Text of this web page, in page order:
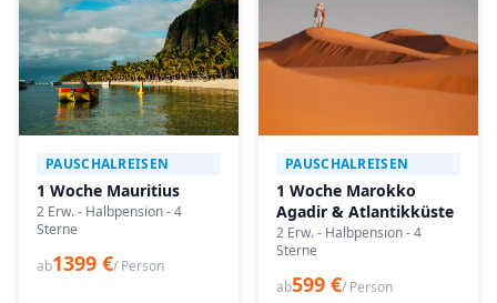
PAUSCHALREISEN
1 Woche Mauritius
2 Erw. - Halbpension - 4
Sterne
ab1399 €/ Person
PAUSCHALREISEN
1 Woche Marokko
Agadir & Atlantikküste
2 Erw. - Halbpension - 4
Sterne
ab599 €/ Person